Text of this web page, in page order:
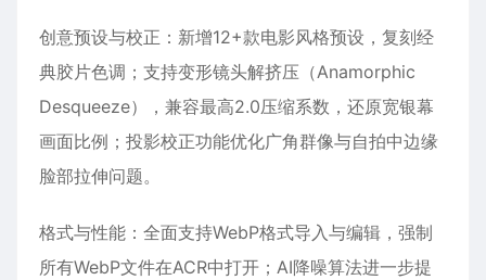
创意预设与校正‌：新增‌12+款电影风格预设‌，复刻经
典胶片色调；支持‌变形镜头解挤压‌（Anamorphic
Desqueeze），兼容最高2.0压缩系数，还原宽银幕
画面比例；‌投影校正‌功能优化广角群像与自拍中边缘
脸部拉伸问题。
格式与性能‌：全面支持‌WebP格式导入与编辑‌，强制
所有WebP文件在ACR中打开；AI降噪算法进一步提